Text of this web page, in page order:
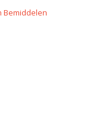
Bemiddelen